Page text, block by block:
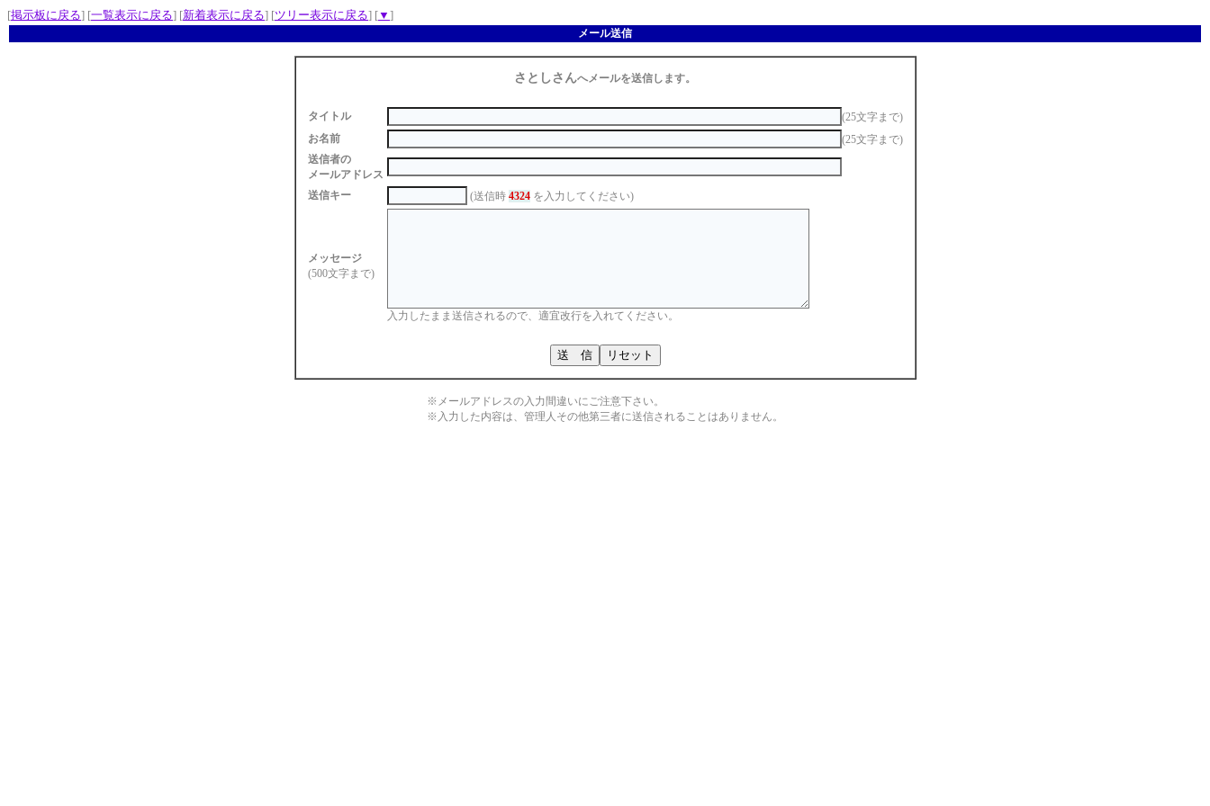
[掲示板に戻る] [一覧表示に戻る] [新着表示に戻る] [ツリー表示に戻る] [▼ ]
メール送信
さとしさんへメールを送信します。
タイトル
(25文字まで)
お名前
(25文字まで)
送信者の
メールアドレス
送信キー
(送信時 4324を入力してください)
メッセージ
(500文字まで)
入力したまま送信されるので、適宜改行を入れてください。
※メールアドレスの入力間違いにご注意下さい。
※入力した内容は、管理人その他第三者に送信されることはありません。